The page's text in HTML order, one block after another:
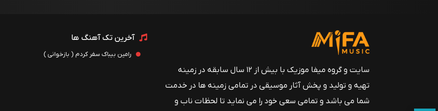
سایت و گروه میفا موزیک با بیش از ۱۲ سال سابقه در زمینه
تهیه و تولید و پخش آثار موسیقی در تمامی زمینه ها در خدمت
شما می باشد و تمامی سعی خود را می نماید تا لحظات ناب و
آخرین تک آهنگ ها
رامین بیباک سفر کردم ( بازخوانی )